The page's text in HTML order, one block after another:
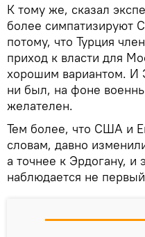
К тому же, сказал
более симпатизируют
потому, что Турция
приход к власти для
хорошим вариантом. И
ни был, на фоне
желателен.
Тем более, что США и
словам, давно
а точнее к Эрдогану, и
наблюдается не